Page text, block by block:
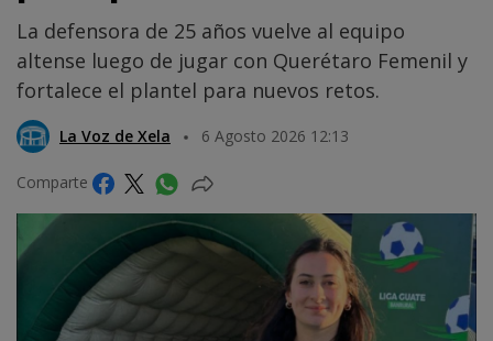
La defensora de 25 años vuelve al equipo
altense luego de jugar con Querétaro Femenil y
fortalece el plantel para nuevos retos.
La Voz de Xela 6 Agosto 2026 12:13
Comparte